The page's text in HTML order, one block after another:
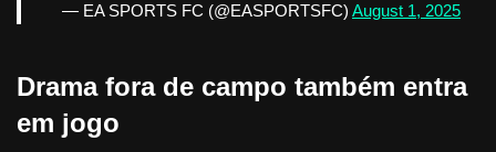
— EA SPORTS FC (@EASPORTSFC) August 1, 2025
Drama fora de campo também entra
em jogo